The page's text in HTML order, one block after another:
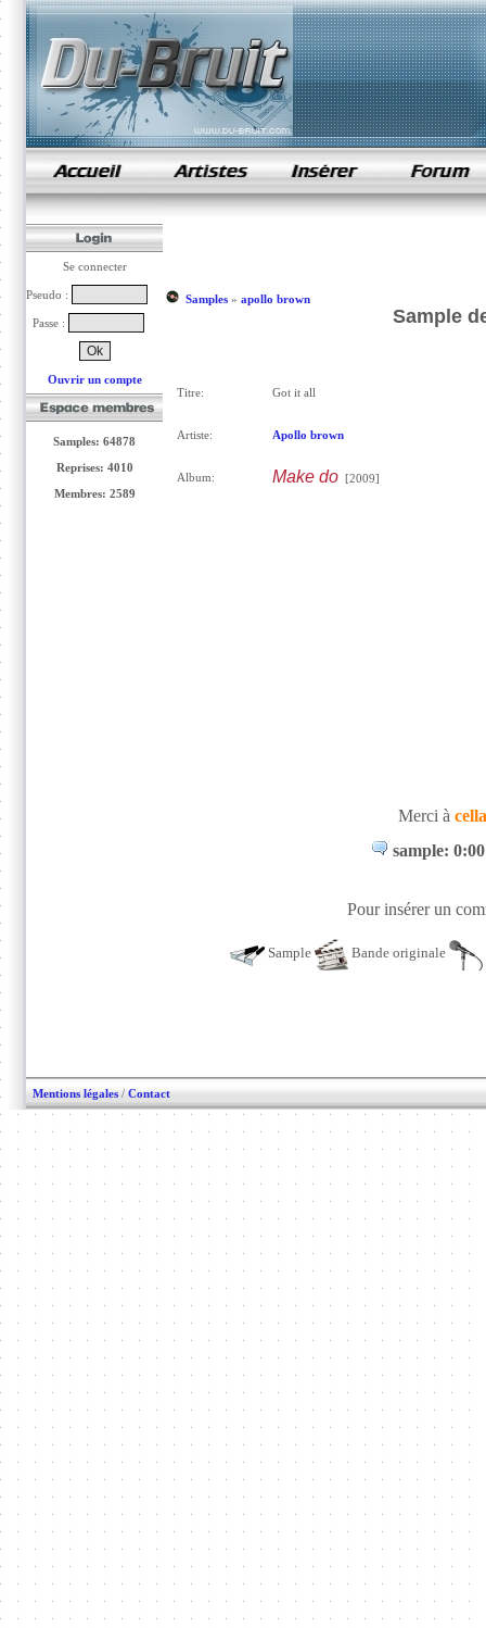
samples de rap
Se connecter
Pseudo :
Passe :
Ouvrir un compte
Samples: 64878
Reprises: 4010
Membres: 2589
Samples» apollo brown
Sample
Titre: Got it all
Artiste: Apollo brown
Album: Make do[2009]
Merci à
sample:
Pour insérer un
Sample Bande originale
Mentions légales / Contact